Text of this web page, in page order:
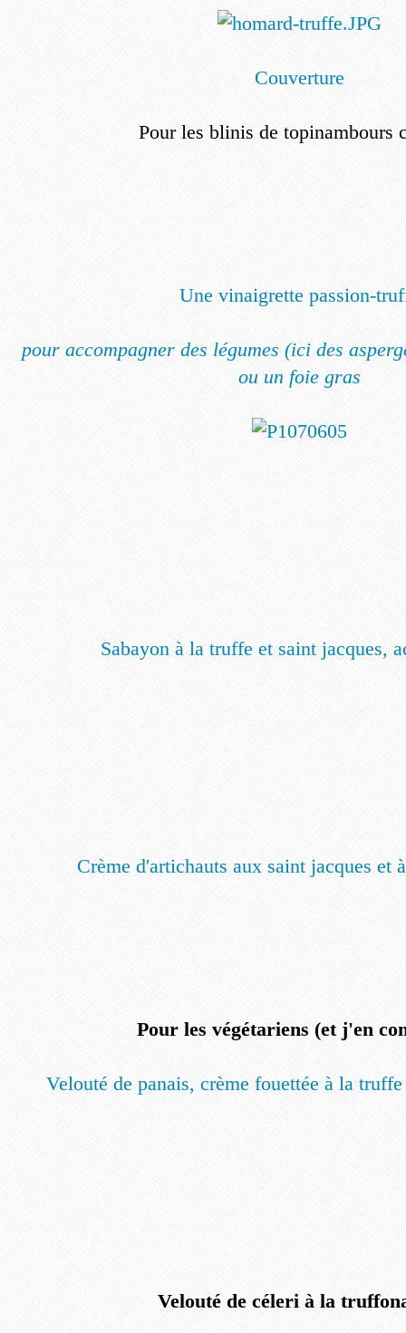
Couverture
Pour les blinis de topinambours
Une vinaigrette passion-
pour accompagner des légumes (ici des
ou un foie gras
Sabayon à la truffe et saint jacques,
Crème d'artichauts aux saint jacques et
Pour les végétariens (et j'en
Velouté de panais, crème fouettée à la
Velouté de céleri à la